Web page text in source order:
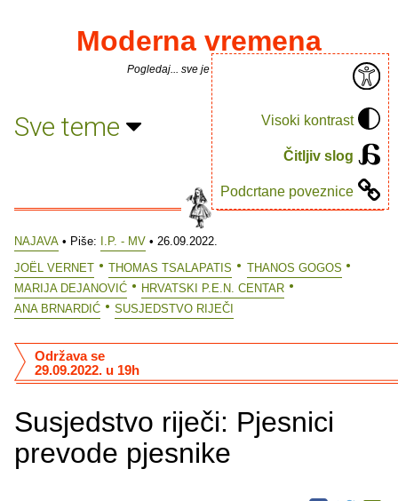
Visoki kontrast
Čitljiv slog
Podcrtane poveznice
Moderna vremena
Pogledaj... sve je puno knjiga.
Sve teme
NAJAVA • Piše: I.P. - MV • 26.09.2022.
JOËL VERNET
THOMAS TSALAPATIS
THANOS GOGOS
MARIJA DEJANOVIĆ
HRVATSKI P.E.N. CENTAR
ANA BRNARDIĆ
SUSJEDSTVO RIJEČI
Susjedstvo riječi: Pjesnici
prevode pjesnike
Održava se
29.09.2022. u 19h